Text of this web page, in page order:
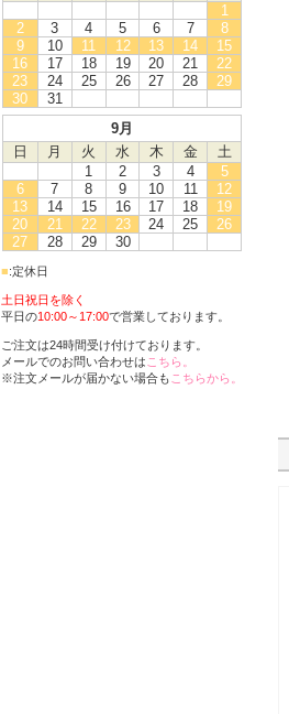
1
2
3 4 5 6 7
8
9
10 11 12 13 14
15
16
17 18 19 20 21
22
23
24 25 26 27 28
29
30
31
9月
日
月 火 水 木 金
土
1
2 3 4
5
6
7 8 9 10 11
12
13
14 15 16 17 18
19
20
21 22 23 24 25
26
27
28 29 30
■:定休日
土日祝日を除く
平日の10:00～17:00で営業しております。
ご注文は24時間受け付けております。
メールでのお問い合わせは こちら。
※注文メールが届かない場合も こちらから。